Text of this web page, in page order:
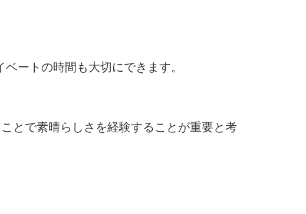
ートの時間も大切にできます。
とで素晴らしさを経験することが重要と考